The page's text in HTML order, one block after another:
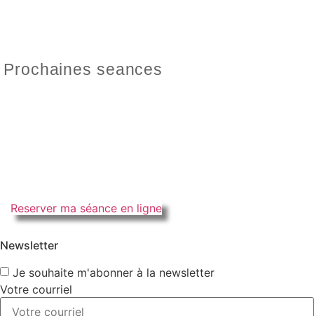
Prochaines seances
Reserver ma séance en ligne
Newsletter
Je souhaite m'abonner à la newsletter
Votre courriel